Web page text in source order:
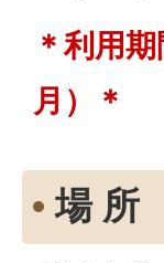
＊利用
月）＊
場 所